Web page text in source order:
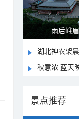
雨后峨
湖北神农架
秋意浓 蓝天
景点推荐